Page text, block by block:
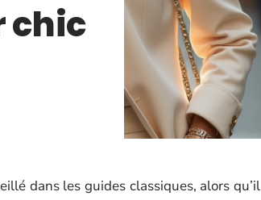
chic
dans les guides classiques, alors qu’il